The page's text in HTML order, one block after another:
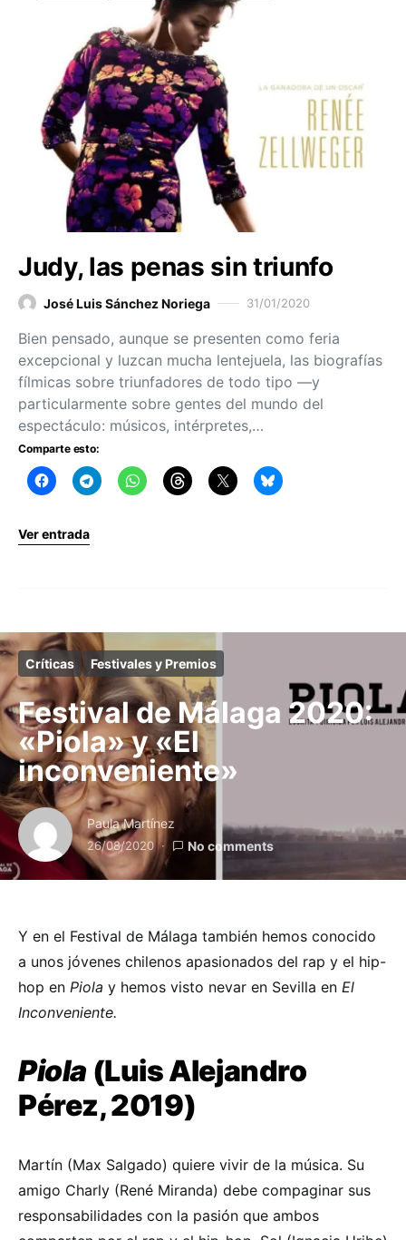
Judy, las penas sin triunfo
José Luis Sánchez Noriega 31/01/2020
Bien pensado, aunque se presenten como feria
excepcional y luzcan mucha lentejuela, las biografías
fílmicas sobre triunfadores de todo tipo —y
particularmente sobre gentes del mundo del
espectáculo: músicos, intérpretes,…
Comparte esto:
Ver entrada
Críticas Festivales y Premios
Festival de Málaga 2020:
«Piola» y «El
inconveniente»
Paula Martínez
26/08/2020 No comments
Y en el Festival de Málaga también hemos conocido
a unos jóvenes chilenos apasionados del rap y el hip-
hop en Piola y hemos visto nevar en Sevilla en El
Inconveniente.
Piola (Luis Alejandro
Pérez, 2019)
Martín (Max Salgado) quiere vivir de la música. Su
amigo Charly (René Miranda) debe compaginar sus
responsabilidades con la pasión que ambos